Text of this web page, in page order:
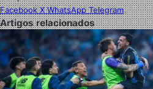
Facebook X WhatsApp Telegram
Artigos relacionados